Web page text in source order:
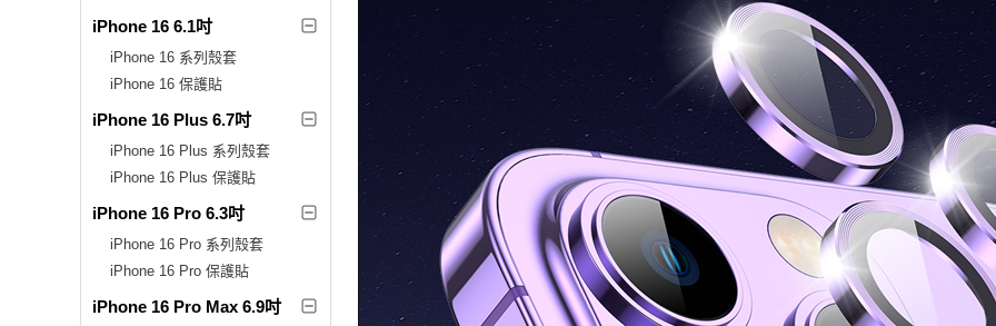
iPhone 16 6.1吋
iPhone 16 系列殼套
iPhone 16 保護貼
iPhone 16 Plus 6.7吋
iPhone 16 Plus 系列殼套
iPhone 16 Plus 保護貼
iPhone 16 Pro 6.3吋
iPhone 16 Pro 系列殼套
iPhone 16 Pro 保護貼
iPhone 16 Pro Max 6.9吋